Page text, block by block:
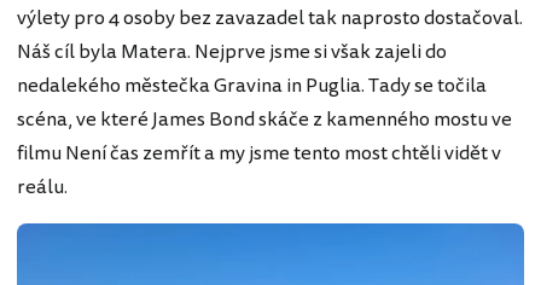
výlety pro 4 osoby bez zavazadel tak naprosto dostačoval.
Náš cíl byla Matera. Nejprve jsme si však zajeli do
nedalekého městečka Gravina in Puglia. Tady se točila
scéna, ve které James Bond skáče z kamenného mostu ve
filmu Není čas zemřít a my jsme tento most chtěli vidět v
reálu.